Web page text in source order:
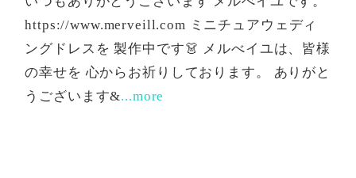
https://www.merveill.com ミニチュアウェディ
ングドレスを 製作中です👗 メルべイユは、皆様
の幸せを 心からお祈りしております。 ありがと
うございます&...more